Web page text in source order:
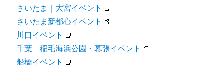
さいたま｜大宮イベント
さいたま新都心イベント
川口イベント
千葉｜稲毛海浜公園・幕張イベント
船橋イベント